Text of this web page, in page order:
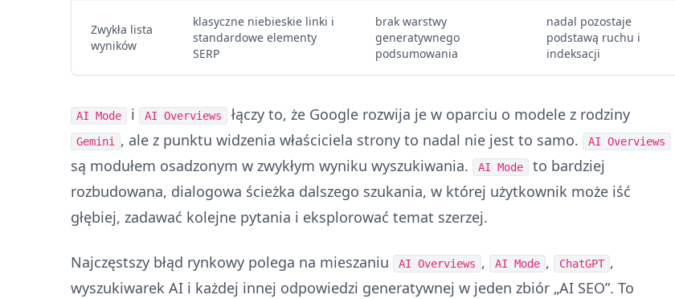
Zwykła lista
wyników
klasyczne niebieskie linki i
standardowe elementy
SERP
brak warstwy
generatywnego
podsumowania
nadal pozostaje
podstawą ruchu i
indeksacji
AI Mode i AI Overviews łączy to, że Google rozwija je w oparciu o modele z rodziny
Gemini , ale z punktu widzenia właściciela strony to nadal nie jest to samo. AI Overviews
są modułem osadzonym w zwykłym wyniku wyszukiwania. AI Mode
to bardziej
rozbudowana, dialogowa ścieżka dalszego szukania, w której użytkownik może iść
głębiej, zadawać kolejne pytania i eksplorować temat szerzej.
Najczęstszy błąd rynkowy polega na mieszaniu AI Overviews , AI Mode , ChatGPT ,
wyszukiwarek AI i każdej innej odpowiedzi generatywnej w jeden zbiór „AI SEO”. To